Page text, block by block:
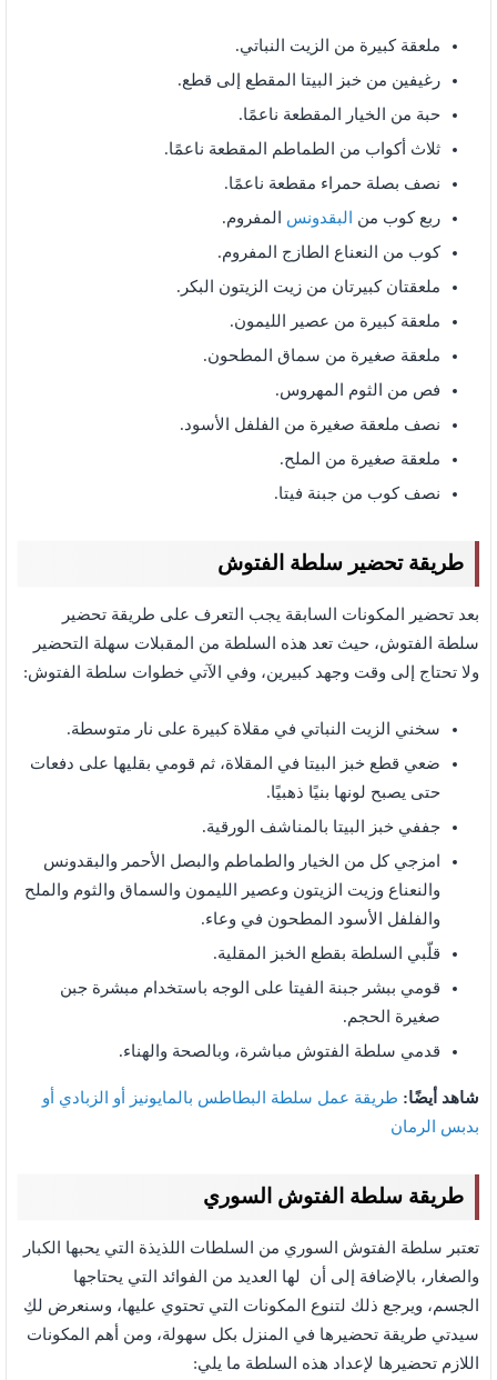
ملعقة كبيرة من الزيت النباتي.
رغيفين من خبز البيتا المقطع إلى قطع.
حبة من الخيار المقطعة ناعمًا.
ثلاث أكواب من الطماطم المقطعة ناعمًا.
نصف بصلة حمراء مقطعة ناعمًا.
ربع كوب من
البقدونس المفروم.
كوب من النعناع الطازج المفروم.
ملعقتان كبيرتان من زيت الزيتون البكر.
ملعقة كبيرة من عصير الليمون.
ملعقة صغيرة من سماق المطحون.
فص من الثوم المهروس.
نصف ملعقة صغيرة من الفلفل الأسود.
ملعقة صغيرة من الملح.
نصف كوب من جبنة فيتا.
طريقة تحضير سلطة الفتوش
بعد تحضير المكونات السابقة يجب التعرف على طريقة تحضير
سلطة الفتوش، حيث تعد هذه السلطة من المقبلات سهلة التحضير
ولا تحتاج إلى وقت وجهد كبيرين، وفي الآتي خطوات سلطة الفتوش:
سخني الزيت النباتي في مقلاة كبيرة على نار متوسطة.
ضعي قطع خبز البيتا في المقلاة، ثم قومي بقليها على دفعات
حتى يصبح لونها بنيًا ذهبيًا.
جففي خبز البيتا بالمناشف الورقية.
امزجي كل من الخيار والطماطم والبصل الأحمر والبقدونس
والنعناع وزيت الزيتون وعصير الليمون والسماق والثوم والملح
والفلفل الأسود المطحون في وعاء.
قلّبي السلطة بقطع الخبز المقلية.
قومي ببشر جبنة الفيتا على الوجه باستخدام مبشرة جبن
صغيرة الحجم.
قدمي سلطة الفتوش مباشرة، وبالصحة والهناء.
شاهد أيضًا: طريقة عمل سلطة البطاطس بالمايونيز أو الزبادي أو
بدبس الرمان
طريقة سلطة الفتوش السوري
تعتبر سلطة الفتوش السوري من السلطات اللذيذة التي يحبها الكبار
والصغار، بالإضافة إلى أن لها العديد من الفوائد التي يحتاجها
الجسم، ويرجع ذلك لتنوع المكونات التي تحتوي عليها، وسنعرض لكِ
سيدتي طريقة تحضيرها في المنزل بكل سهولة، ومن أهم المكونات
اللازم تحضيرها لإعداد هذه السلطة ما يلي: